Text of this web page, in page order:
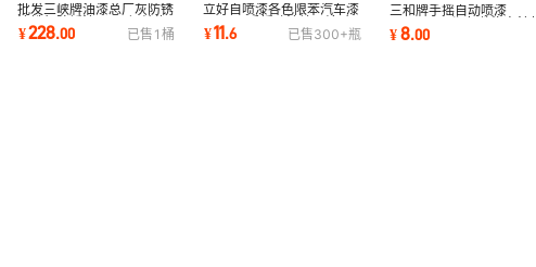
批发三峡牌油漆总厂灰防锈
漆铁红防锈漆20kg钢结构
漆金属漆木结构
¥228.00 已售 1桶
立好自喷漆各色限苯汽车漆
400mL手摇喷漆墙面涂鸦
速干手喷漆
¥11.6 已售300+瓶
三和牌手摇自动喷漆
350ML12瓶每件汽车漆快
干漆速不锈钢装饰保护
¥8.00